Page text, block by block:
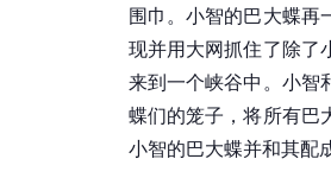
的巴大蝶的精灵球，小
在宝可梦大进击 中，巴
巴大蝶的最后一次和小
配 季节。为了让小智的